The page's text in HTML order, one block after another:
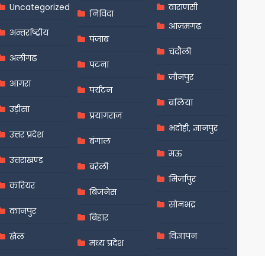
Uncategorized
अन्तर्राष्ट्रीय
अलीगढ़
आगरा
उड़ीसा
उत्तर प्रदेश
उत्तराखण्ड
करियर
कानपुर
खेल
निविदा
पंजाब
पटना
पर्यटन
प्रयागराज
बंगाल
बरेली
बिजनेस
बिहार
मध्य प्रदेश
वाराणसी
आज़मगढ़
चंदौली
जौनपुर
बलिया
भदोही, ज्ञानपुर
मऊ
मिर्जापुर
सोनभद्र
विज्ञापन